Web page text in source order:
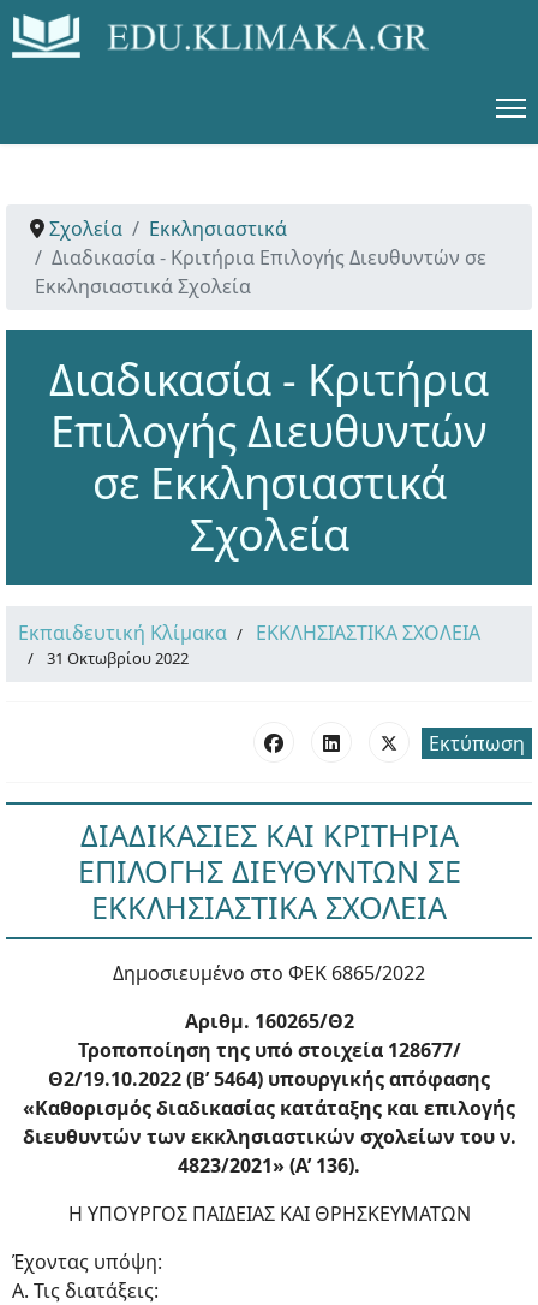
Σχολεία
Εκκλησιαστικά
Διαδικασία - Κριτήρια Επιλογής Διευθυντών σε
Εκκλησιαστικά Σχολεία
Διαδικασία - Κριτήρια
Επιλογής Διευθυντών
σε Εκκλησιαστικά
Σχολεία
Εκπαιδευτική Κλίμακα ΕΚΚΛΗΣΙΑΣΤΙΚΑ ΣΧΟΛΕΙΑ
31 Οκτωβρίου 2022
Εκτύπωση
ΔΙΑΔΙΚΑΣΙΕΣ ΚΑΙ ΚΡΙΤΗΡΙΑ
ΕΠΙΛΟΓΗΣ ΔΙΕΥΘΥΝΤΩΝ ΣΕ
ΕΚΚΛΗΣΙΑΣΤΙΚΑ ΣΧΟΛΕΙΑ
Δημοσιευμένο στο ΦΕΚ 6865/2022
Αριθμ. 160265/Θ2
Τροποποίηση της υπό στοιχεία 128677/
Θ2/19.10.2022 (Β’ 5464) υπουργικής απόφασης
«Καθορισμός διαδικασίας κατάταξης και επιλογής
διευθυντών των εκκλησιαστικών σχολείων του ν.
4823/2021» (Α’ 136).
H ΥΠΟΥΡΓΟΣ ΠΑΙΔΕΙΑΣ ΚΑΙ ΘΡΗΣΚΕΥΜΑΤΩΝ
Έχοντας υπόψη:
Α. Τις διατάξεις: